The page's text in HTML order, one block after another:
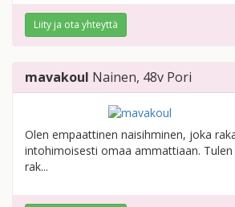
Liity ja ota yhteyttä
mavakoul Nainen, 48v Pori
Olen empaattinen naisihminen, joka
intohimoisesti omaa ammattiaan.
rak...